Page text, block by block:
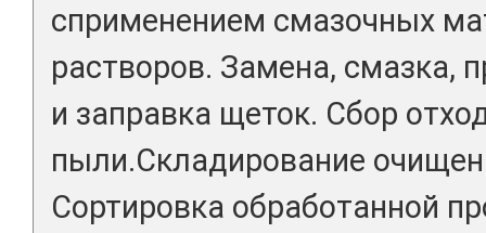
сприменением смазочных
растворов. Замена, смазка,
и заправка щеток. Сбор
пыли.Складирование
Сортировка обработанной